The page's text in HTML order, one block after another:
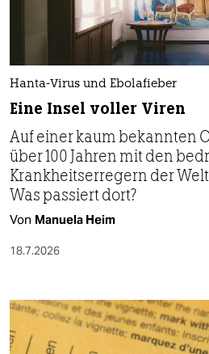
Hanta-Virus und Ebolafieber
Eine Insel voller Viren
Auf einer kaum bekannten
über 100 Jahren mit den
Krankheitserregern der
Was passiert dort?
Von Manuela Heim
18.7.2026